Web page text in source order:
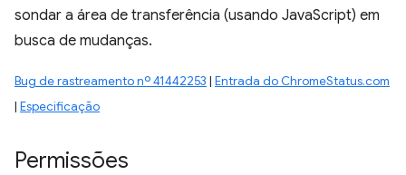
sondar a área de transferência (usando JavaScript) em
busca de mudanças.
Bug de rastreamento nº 41442253 | Entrada do ChromeStatus.com
| Especificação
Permissões